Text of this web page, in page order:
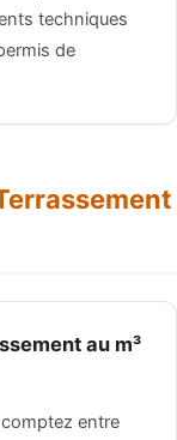
techniques
de
au m³
entre